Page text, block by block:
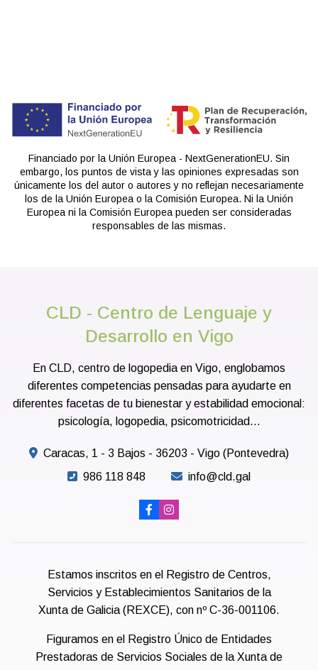
Financiado por la Unión Europea - NextGenerationEU. Sin
embargo, los puntos de vista y las opiniones expresadas son
únicamente los del autor o autores y no reflejan necesariamente
los de la Unión Europea o la Comisión Europea. Ni la Unión
Europea ni la Comisión Europea pueden ser consideradas
responsables de las mismas.
CLD - Centro de Lenguaje y
Desarrollo en Vigo
En CLD, centro de logopedia en Vigo, englobamos
diferentes competencias pensadas para ayudarte en
diferentes facetas de tu bienestar y estabilidad emocional:
psicología, logopedia, psicomotricidad...
Caracas, 1 - 3 Bajos - 36203 - Vigo (Pontevedra)
986 118 848
info@cld.gal
Estamos inscritos en el Registro de Centros,
Servicios y Establecimientos Sanitarios de la
Xunta de Galicia (REXCE), con nº C-36-001106.
Figuramos en el Registro Único de Entidades
Prestadoras de Servicios Sociales de la Xunta de